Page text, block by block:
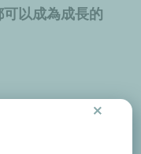
以成為成長的
×